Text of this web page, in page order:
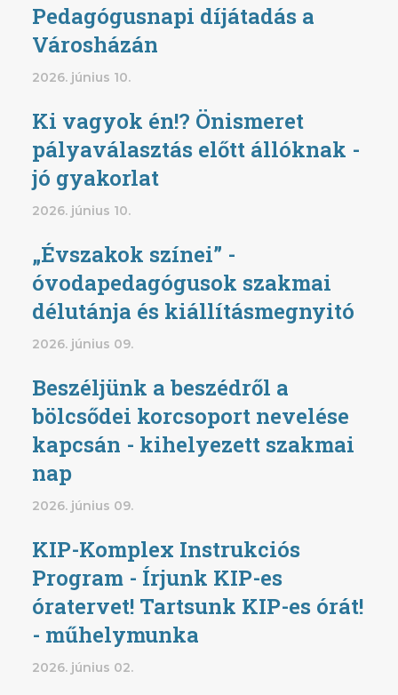
Pedagógusnapi díjátadás a
Városházán
2026. június 10.
Ki vagyok én!? Önismeret
pályaválasztás előtt állóknak -
jó gyakorlat
2026. június 10.
„Évszakok színei” -
óvodapedagógusok szakmai
délutánja és kiállításmegnyitó
2026. június 09.
Beszéljünk a beszédről a
bölcsődei korcsoport nevelése
kapcsán - kihelyezett szakmai
nap
2026. június 09.
KIP-Komplex Instrukciós
Program - Írjunk KIP-es
óratervet! Tartsunk KIP-es órát!
- műhelymunka
2026. június 02.